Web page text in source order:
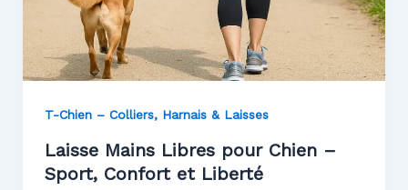
T-Chien – Colliers, Harnais & Laisses
Laisse Mains Libres pour Chien –
Sport, Confort et Liberté